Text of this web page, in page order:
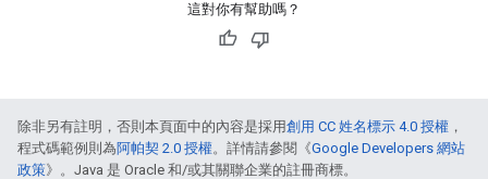
這對你有幫助嗎？
除非另有註明，否則本頁面中的內容是採用創用 CC 姓名標示 4.0 授權 ，
程式碼範例則為阿帕契 2.0 授權。詳情請參閱《Google Developers 網站
政策》。Java 是 Oracle 和/或其關聯企業的註冊商標。